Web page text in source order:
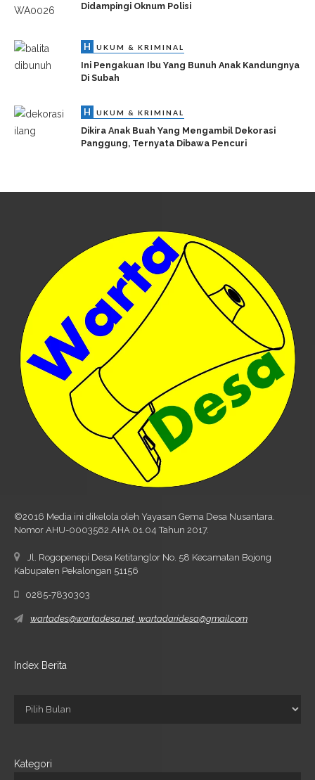
Didampingi Oknum Polisi
H UKUM & KRIMINAL
Ini Pengakuan Ibu Yang Bunuh Anak Kandungnya
Di Subah
H UKUM & KRIMINAL
Dikira Anak Buah Yang Mengambil Dekorasi
Panggung, Ternyata Dibawa Pencuri
©2016 Media ini dikelola oleh Yayasan Gema Desa Nusantara.
Nomor AHU-0003562.AHA.01.04 Tahun 2017.
Jl. Rogopenepi Desa Ketitanglor No. 58 Kecamatan Bojong
Kabupaten Pekalongan 51156
0285-7830303
wartades@wartadesa.net, wartadaridesa@gmail.com
Index Berita
Kategori